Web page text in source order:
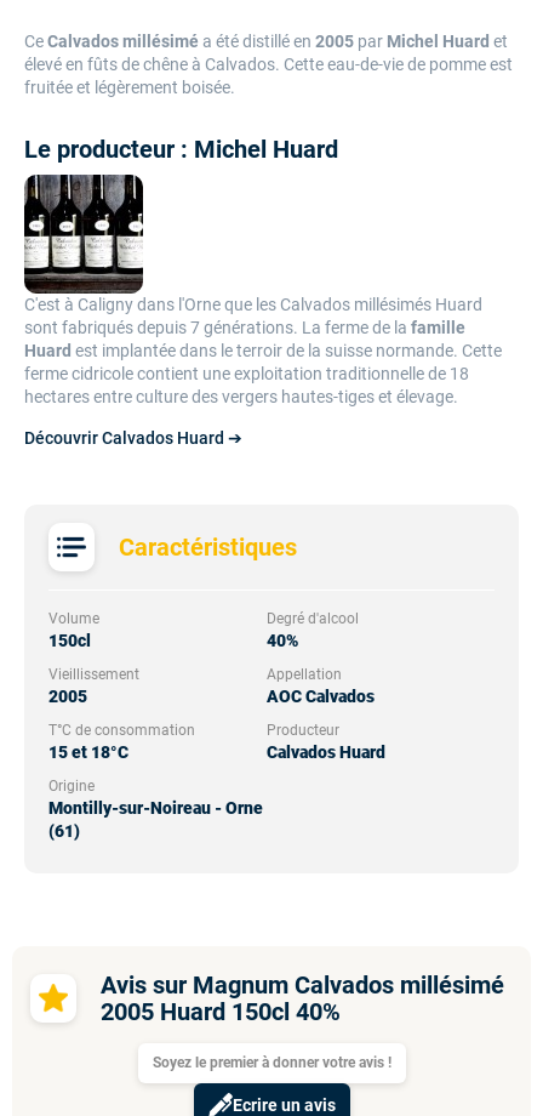
Caractéristiques
Volume
150cl
Degré d'alcool
40%
Vieillissement
2005
Appellation
AOC Calvados
T°C de consommation
15 et 18°C
Producteur
Calvados Huard
Origine
Montilly-sur-Noireau - Orne
(61)
CeCalvadosmillésimé a été distillé en 2005 par Michel Huard et
élevé en fûts de chêne à Calvados. Cette eau-de-vie de pomme est
fruitée et légèrement boisée.
Le producteur : Michel Huard
C'est à Caligny dans l'Orne que les Calvados millésimés Huard
sont fabriqués depuis 7 générations. La ferme de la famille
Huard est implantée dans le terroir de la suisse normande. Cette
ferme cidricole contient une exploitation traditionnelle de 18
hectares entre culture des vergers hautes-tiges et élevage.
Découvrir Calvados Huard ➔
Avis sur Magnum Calvados millésimé
2005 Huard 150cl 40%
Soyez le premier à donner votre avis !
Ecrire un avis